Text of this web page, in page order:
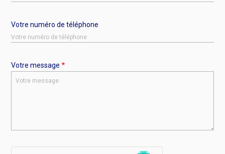
Votre numéro de téléphone
Votre message